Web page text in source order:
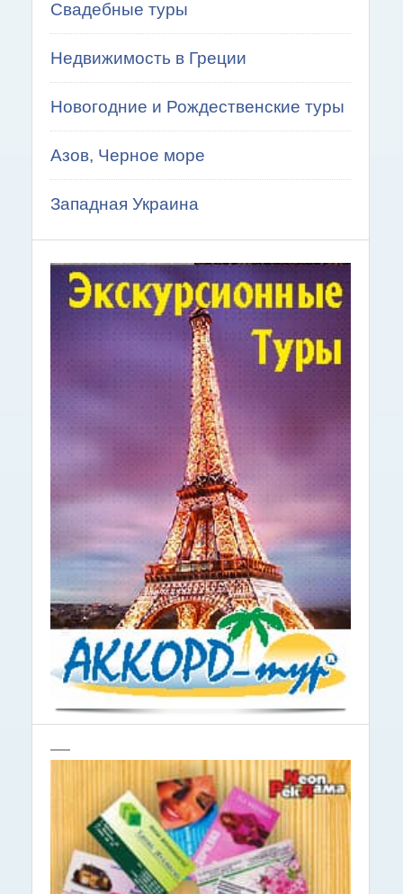
Свадебные туры
Недвижимость в Греции
Новогодние и Рождественские туры
Азов, Черное море
Западная Украина